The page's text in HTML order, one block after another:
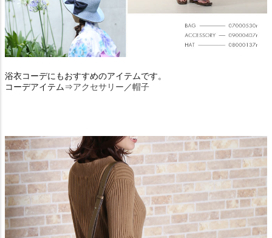
浴衣コーデにもおすすめのアイテムです。
コーデアイテム⇒アクセサリー ／帽子